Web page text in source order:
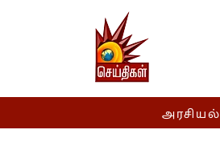
அரசியல்